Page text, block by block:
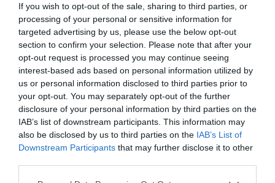
If you wish to opt-out of the sale, sharing to third parties, or
processing of your personal or sensitive information for
targeted advertising by us, please use the below opt-out
section to confirm your selection. Please note that after your
opt-out request is processed you may continue seeing
interest-based ads based on personal information utilized by
us or personal information disclosed to third parties prior to
your opt-out. You may separately opt-out of the further
disclosure of your personal information by third parties on the
IAB’s list of downstream participants. This information may
also be disclosed by us to third parties on the IAB’s List of
Downstream Participants that may further disclose it to other
Olvasd el ezt is!
Ezek a legmegbecsültebb és a leglenézettebb
szakmák
Ebben a szakmában 1 millió forint felett lehet
keresni
Új szakmát teremtett az MI: otthonról is végezhető
bármikor